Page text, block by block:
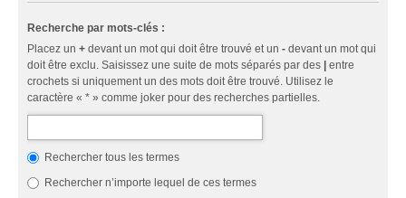
Recherche par mots-clés :
Placez un + devant un mot qui doit être trouvé et un - devant un mot qui
doit être exclu. Saisissez une suite de mots séparés par des | entre
crochets si uniquement un des mots doit être trouvé. Utilisez le
caractère « * » comme joker pour des recherches partielles.
Rechercher tous les termes
Rechercher n’importe lequel de ces termes